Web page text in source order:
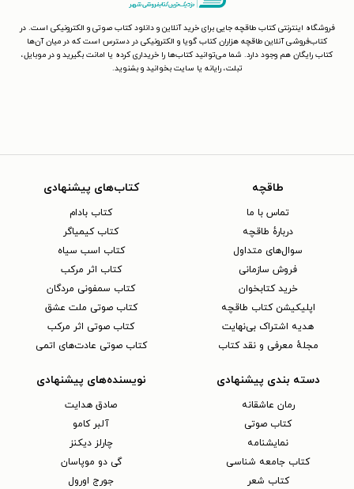
فروشگاه اینترنتی کتاب طاقچه جایی برای خرید آنلاین و دانلود کتاب صوتی و الکترونیکی است. در
کتاب‌فروشی آنلاین طاقچه هزاران کتاب گویا و الکترونیکی در دسترس است که در میان آن‌ها
کتاب رایگان هم وجود دارد. شما می‌توانید کتاب‌ها را خریداری کرده یا امانت بگیرید و در موبایل،
تبلت، رایانه یا سایت بخوانید و بشنوید.
طاقچه
تماس با ما
دربارهٔ طاقچه
سوال‌های متداول
فروش سازمانی
خرید کتابخوان
اپلیکیشن کتاب طاقچه
هدیه اشتراک بی‌نهایت
مجلهٔ معرفی و نقد کتاب
کتاب‌های پیشنهادی
کتاب بادام
کتاب کیمیاگر
کتاب اسب سیاه
کتاب اثر مرکب
کتاب سمفونی مردگان
کتاب صوتی ملت عشق
کتاب صوتی اثر مرکب
کتاب صوتی عادت‌های اتمی
دسته بندی پیشنهادی
رمان عاشقانه
کتاب‌ صوتی
نمایشنامه
کتاب جامعه شناسی
کتاب شعر
نویسنده‌های پیشنهادی
صادق هدایت
آلبر کامو
چارلز دیکنز
گی دو موپاسان
جورج اورول